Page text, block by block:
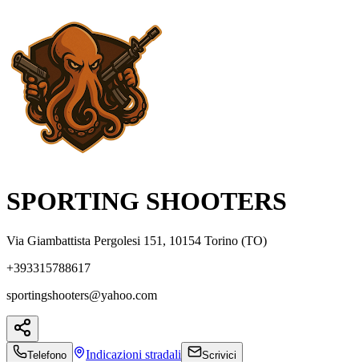
SPORTING SHOOTERS
Via Giambattista Pergolesi 151, 10154 Torino (TO)
+393315788617
sportingshooters@yahoo.com
Telefono Indicazioni stradali Scrivici